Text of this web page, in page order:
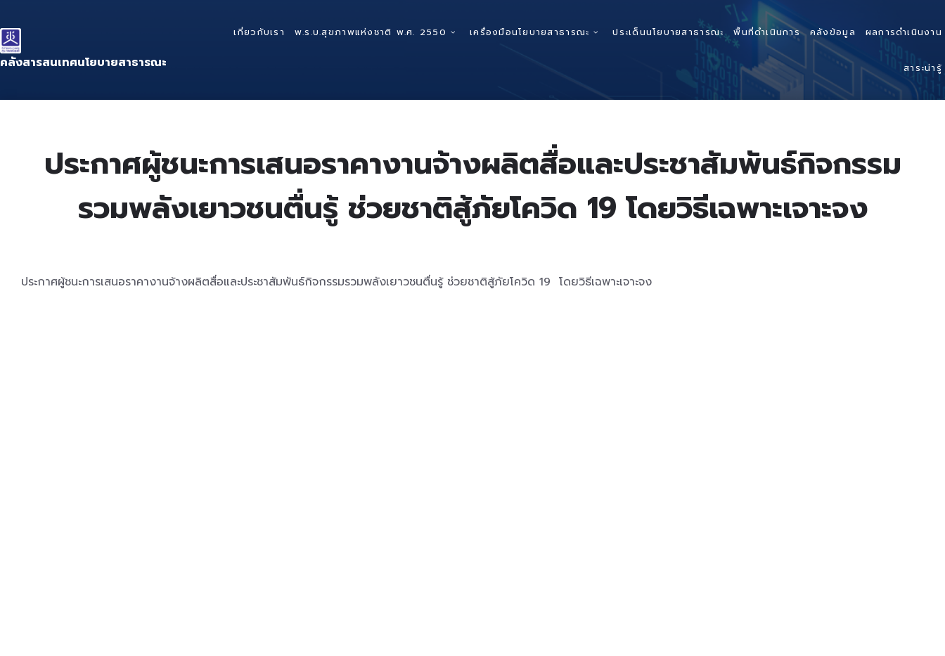
to
content
to
main
navigation
to
footer
คลังสารสนเทศนโยบายสาธารณะ
เกี่ยวกับเรา พ.ร.บ.สุขภาพแห่งชาติ พ.ศ. 2550 เครื่องมือนโยบายสาธารณะ ประเด็นนโยบายสาธารณะ พื้นที่ดำเนินการ คลังข้อมูล ผลการดำเนินงาน
สาระน่ารู้
ประกาศผู้ชนะการเสนอราคางานจ้างผลิตสื่อและประชาสัมพันธ์กิจกรรม
รวมพลังเยาวชนตื่นรู้ ช่วยชาติสู้ภัยโควิด 19 โดยวิธีเฉพาะเจาะจง
ประกาศผู้ชนะการเสนอราคางานจ้างผลิตสื่อและประชาสัมพันธ์กิจกรรมรวมพลังเยาวชนตื่นรู้ ช่วยชาติสู้ภัยโควิด 19 โดยวิธีเฉพาะเจาะจง